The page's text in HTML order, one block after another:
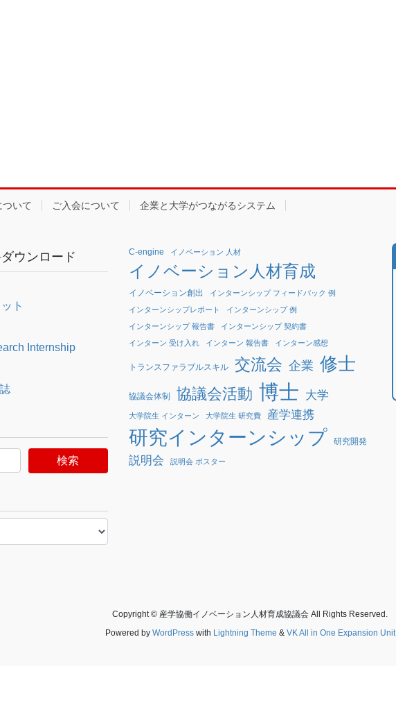
いて ご入会について 企業と大学がつながるシステム
ウンロード
ト
Internship
C-engine イノベーション 人材
イノベーション人材育成
イノベーション創出
インターンシップ フィードバック 例
インターンシップレポート
インターンシップ 例
インターンシップ 報告書
インターンシップ 契約書
インターン 受け入れ
インターン 報告書 インターン感想
トランスファラブルスキル 交流会 企業 修士
協議会体制 協議会活動 博士 大学
大学院生 インターン 大学院生 研究費 産学連携
研究インターンシップ 研究開発
説明会 説明会 ポスター
Copyright © 産学協働イノベーション人材育成協議会 All Rights Reserved.
Powered by WordPresswith Lightning Theme & VK All in One Expansion Unit